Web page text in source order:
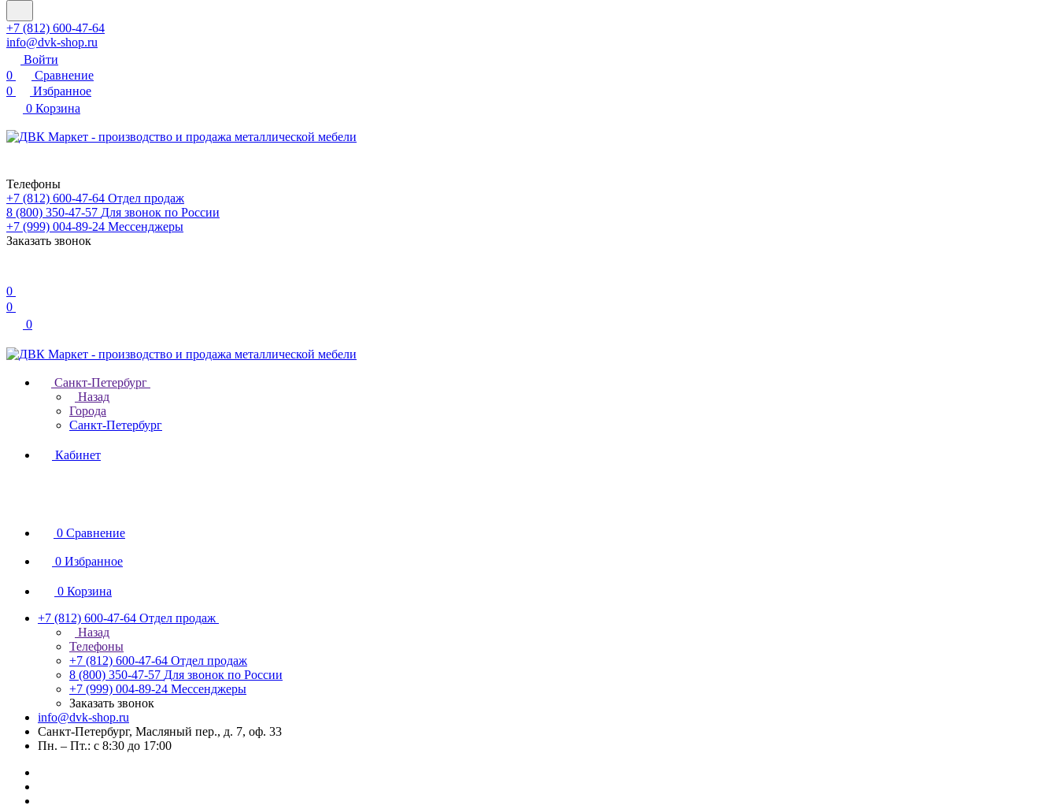
+7 (812) 600-47-64
info@dvk-shop.ru
Войти
0
Сравнение
0
Избранное
0 Корзина
Телефоны
+7 (812) 600-47-64 Отдел продаж
8 (800) 350-47-57 Для звонок по России
+7 (999) 004-89-24 Мессенджеры
Заказать звонок
0
0
0
Санкт-Петербург
Назад
Города
Санкт-Петербург
Кабинет
0 Сравнение
0 Избранное
0 Корзина
+7 (812) 600-47-64 Отдел продаж
Назад
Телефоны
+7 (812) 600-47-64 Отдел продаж
8 (800) 350-47-57 Для звонок по России
+7 (999) 004-89-24 Мессенджеры
Заказать звонок
info@dvk-shop.ru
Санкт-Петербург, Масляный пер., д. 7, оф. 33
Пн. – Пт.: с 8:30 до 17:00